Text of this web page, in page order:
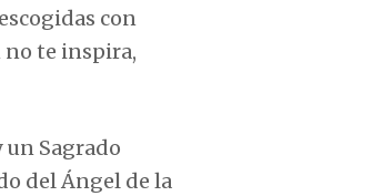
con
te inspira,
un Sagrado
del Ángel de la